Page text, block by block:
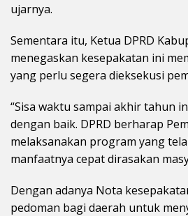
ujarnya.
Sementara itu, Ketua DPRD
menegaskan kesepakatan ini
yang perlu segera dieksekusi
“Sisa waktu sampai akhir tahun
dengan baik. DPRD berharap
melaksanakan program yang
manfaatnya cepat dirasakan
Dengan adanya Nota
pedoman bagi daerah untuk